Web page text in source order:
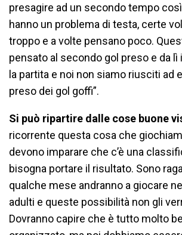
presagire ad un secondo tempo
hanno un problema di testa, certe
troppo e a volte pensano poco.
pensato al secondo gol preso e da lì
la partita e noi non siamo riusciti ad
preso dei gol goffi”.
Si può ripartire dalle cose buone
ricorrente questa cosa che
devono imparare che c’è una
bisogna portare il risultato. Sono
qualche mese andranno a giocare
adulti e queste possibilità non gli
Dovranno capire che è tutto molto